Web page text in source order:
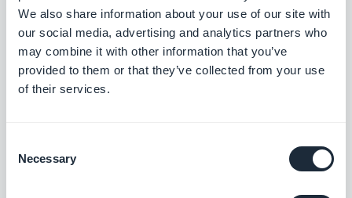
We also share information about your use of our site with
our social media, advertising and analytics partners who
may combine it with other information that you’ve
provided to them or that they’ve collected from your use
of their services.
Selection
Necessary